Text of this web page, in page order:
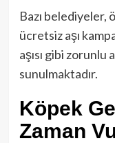
Bazı belediyeler,
ücretsiz aşı
aşısı gibi
sunulmaktadır.
Köpek
Zaman